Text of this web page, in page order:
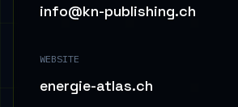
info@kn-publishing.ch
WEBSITE
energie-atlas.ch